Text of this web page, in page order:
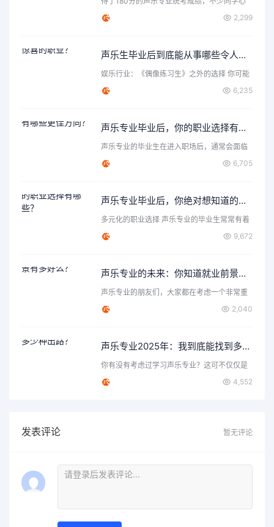
里都会打个问号：这…
2,299
声乐生毕业后到底能从事哪些令人惊喜的职业？
娱乐行业：《偶像练习生》之外的选择 你可能
首先想到了成为歌手…
6,235
声乐专业毕业后，你的职业选择有哪些更佳方向？
声乐专业的毕业生在进入职场后，通常会面临
各种各样的选择和机遇…
6,705
声乐专业毕业后，你绝对想知道的职业选择有哪些？
多元化的职业选择 声乐专业的毕业生常常有着
丰富的表达力和创造…
9,672
声乐专业的未来：你知道就业前景有多好么？
声乐专业的朋友们，大家都在考虑一个非常重
要的问题，那就是声乐…
2,040
声乐专业2025年：我到底能找到多少种出路？
你有没有考虑过学习声乐专业？这可不仅仅是
唱歌那么简单，背后隐…
4,552
发表评论 暂无评论